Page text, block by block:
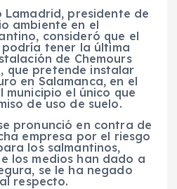
Lamadrid, presidente de
ambiente en el
consideró que el
tener la última
de Chemours
que pretende instalar
en Salamanca, en el
municipio el único que
de uso de suelo.
pronunció en contra de
empresa por el riesgo
los salmantinos,
los medios han dado a
se le ha negado
respecto.